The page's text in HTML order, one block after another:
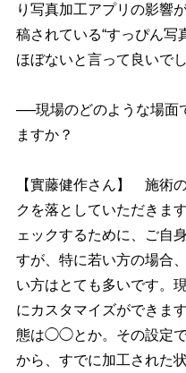
り写真加工アプリの影響
稿されている“すっぴん写
ほぼないと言って良いでし
──現場のどのような場面
ますか？
【實藤健作さん】 施術
クを落としていただきま
ェックするために、ご自
すが、特に若い方の場合
い方はとても多いです。
にカスタマイズができま
態は◯◯とか。その設定
から、すでに加工された